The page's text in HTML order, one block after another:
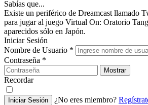
Sabías que...
Existe un periférico de Dreamcast llamado
para jugar al juego Virtual On: Oratorio
aparecidos sólo en Japón.
Iniciar Sesión
Nombre de Usuario *
Contraseña *
Mostrar
Recordar
Iniciar Sesión ¿No eres miembro?